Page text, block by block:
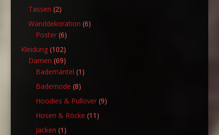
Tassen 22
Produkte
Wanddekoration 66
Poster 66
Produkte
Kleidung 102102
Produkte
Damen 6969
Produkte
Bademäntel 1 1
Bademode 88
Produkte
Hoodies & Pullover 99
Hosen & Röcke 11 11
Jacken 1 1